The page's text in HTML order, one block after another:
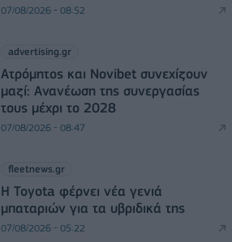
07/08/2026 - 08:52
advertising.gr
Ατρόμητος και Novibet συνεχίζουν
μαζί: Ανανέωση της συνεργασίας
τους μέχρι το 2028
07/08/2026 - 08:47
fleetnews.gr
Η Toyota φέρνει νέα γενιά
μπαταριών για τα υβριδικά της
07/08/2026 - 05:22